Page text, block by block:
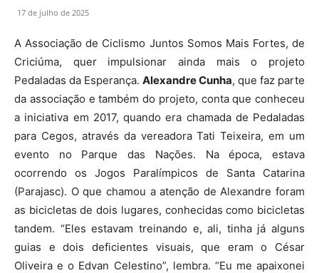
17 de julho de 2025
A Associação de Ciclismo Juntos Somos Mais Fortes, de
Criciúma, quer impulsionar ainda mais o projeto
Pedaladas da Esperança. Alexandre Cunha, que faz parte
da associação e também do projeto, conta que conheceu
a iniciativa em 2017, quando era chamada de Pedaladas
para Cegos, através da vereadora Tati Teixeira, em um
evento no Parque das Nações. Na época, estava
ocorrendo os Jogos Paralímpicos de Santa Catarina
(Parajasc). O que chamou a atenção de Alexandre foram
as bicicletas de dois lugares, conhecidas como bicicletas
tandem. “Eles estavam treinando e, ali, tinha já alguns
guias e dois deficientes visuais, que eram o César
Oliveira e o Edvan Celestino”, lembra. “Eu me apaixonei